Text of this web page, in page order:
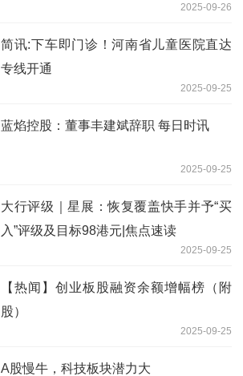
2025-09-26
简讯:下车即门诊！河南省儿童医院直达
专线开通
2025-09-25
蓝焰控股：董事丰建斌辞职 每日时讯
2025-09-25
大行评级｜星展：恢复覆盖快手并予“买
入”评级及目标98港元|焦点速读
2025-09-25
【热闻】创业板股融资余额增幅榜（附
股）
2025-09-25
A股慢牛，科技板块潜力大